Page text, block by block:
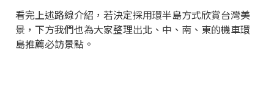
看完上述路線介紹，若決定採用環半島方式欣賞台灣美
景，下方我們也為大家整理出北、中、南、東的機車環
島推薦必訪景點。